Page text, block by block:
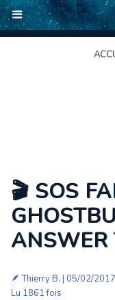
🎬 SOS
🪶Thierry B. | 05/02/2017
Lu 1861 fois